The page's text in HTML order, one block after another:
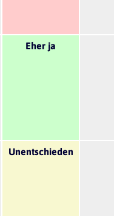
Eher ja
Unentschieden